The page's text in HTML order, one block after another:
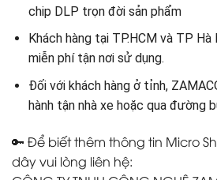
chip DLP trọn đời sản phẩm
Khách hàng tại TP.HCM và TP
miễn phí tận nơi sử dụng.
Đối với khách hàng ở tỉnh,
hành tận nhà xe hoặc qua đường
🔑 Để biết thêm thông tin Micro
dây vui lòng liên hệ: